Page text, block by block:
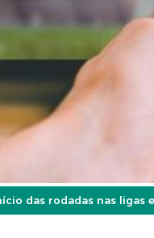
das rodadas nas